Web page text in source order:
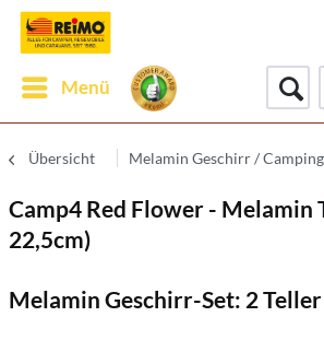
Menü
Übersicht Melamin Geschirr /
Camp4 Red Flower - Melamin
22,5cm)
Melamin Geschirr-Set: 2